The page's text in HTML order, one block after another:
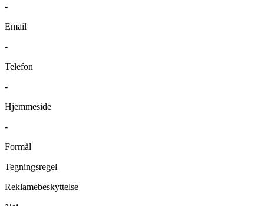
-
Email
-
Telefon
-
Hjemmeside
-
Formål
Tegningsregel
Reklamebeskyttelse